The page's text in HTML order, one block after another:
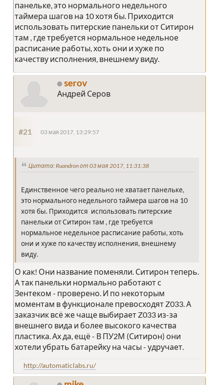
панельке, это нормального недельного
таймера шагов на 10 хотя бы. Приходится
использовать питерские панельки от Ситирон
там , где требуется нормальное недельное
расписание работы, хоть они и хуже по
качеству исполнения, внешнему виду.
serov
Андрей Серов
#21 03 мая 2017, 13:29:57
Цитата: Ruandron от 03 мая 2017, 11:31:38
Единственное чего реально не хватает панельке,
это нормального недельного таймера шагов на 10
хотя бы. Приходится использовать питерские
панельки от Ситирон там , где требуется
нормальное недельное расписание работы, хоть
они и хуже по качеству исполнения, внешнему
виду.
О как! Они название поменяли. Ситирон теперь.
А так панельки нормально работают с
Зентеком - проверено. И по некоторым
моментам в функционале превосходят Z033. А
заказчик всё же чаще выбирает Z033 из-за
внешнего вида и более высокого качества
пластика. Ах да, ещё - В ПУ2М (Ситирон) они
хотели убрать батарейку на часы - удручает.
http://automaticlabs.ru/